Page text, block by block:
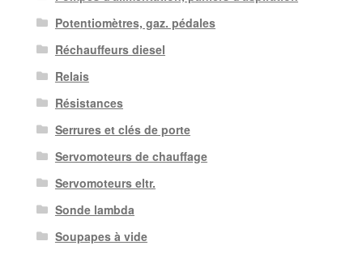
Potentiomètres, gaz. pédales
Réchauffeurs diesel
Relais
Résistances
Serrures et clés de porte
Servomoteurs de chauffage
Servomoteurs eltr.
Sonde lambda
Soupapes à vide